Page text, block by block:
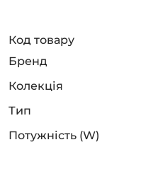
Код товару
Бренд
Колекція
Тип
Потужність (W)